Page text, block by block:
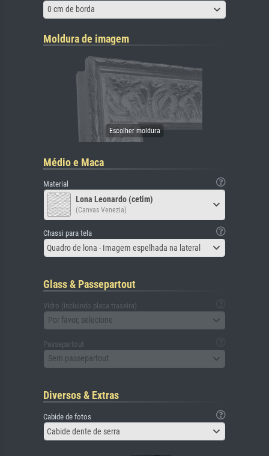
0 cm de borda
Moldura de imagem
Médio e Maca
Material
Lona Leonardo (cetim)
(Canvas Venezia)
Chassi para tela
Quadro de lona - Imagem espelhada na lateral
Glass & Passepartout
Vidro (incluindo placa traseira)
Por favor, selecione
Passepartout
Sem passepartout
Diversos & Extras
Cabide de fotos
Cabide dente de serra